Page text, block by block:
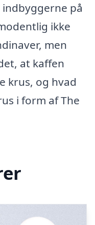
på
ikke
men
at kaffen
krus, og hvad
i form af The